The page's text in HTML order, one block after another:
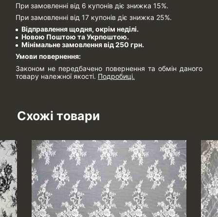
При замовленні від 6 купонів діє знижка 15%.
При замовленні від 17 купонів діє знижка 25%.
Відправлення щодня, окрім неділі.
Новою Поштою та Укрпоштою.
Мінімальне замовлення від 250 грн.
Умови повернення:
Законом не передбачено повернення та обмін даного
товару належної якості. Подробиці.
Схожі товари